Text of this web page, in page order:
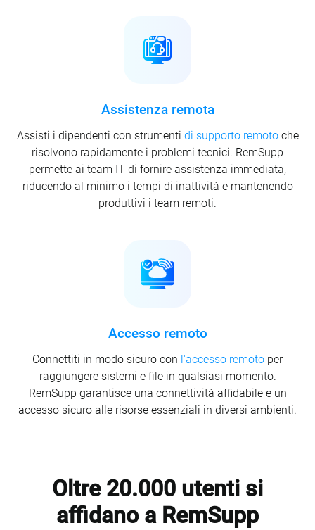
Assistenza remota
Assisti i dipendenti con strumenti di supporto remotoche
risolvono rapidamente i problemi tecnici. RemSupp
permette ai team IT di fornire assistenza immediata,
riducendo al minimo i tempi di inattività e mantenendo
produttivi i team remoti.
Accesso remoto
Connettiti in modo sicuro con l'accesso remoto per
raggiungere sistemi e file in qualsiasi momento.
RemSupp garantisce una connettività affidabile e un
accesso sicuro alle risorse essenziali in diversi ambienti.
Oltre 20.000 utenti si
affidano a RemSupp